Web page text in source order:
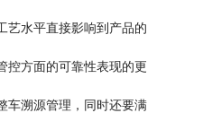
艺水平直接影响到产品的
控方面的可靠性表现的更
车溯源管理，同时还要满